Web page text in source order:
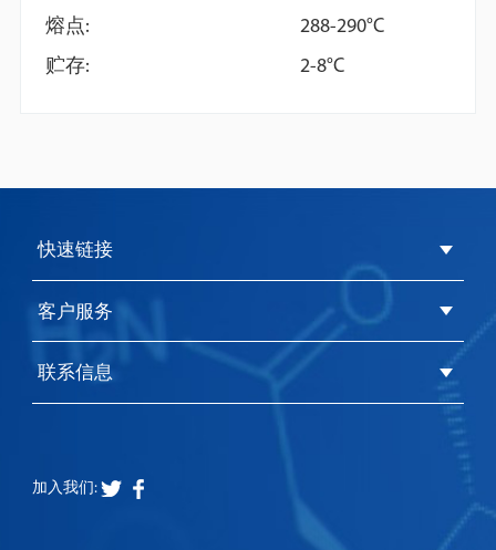
熔点:
288-290°C
贮存:
2-8°C
快速链接
客户服务
联系信息
加入我们: